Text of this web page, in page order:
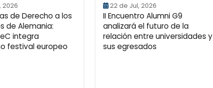
2026
de Derecho a los
de Alemania:
integra
festival europeo
22 de Jul, 2026
II Encuentro Alumni G9
analizará el futuro de la
relación entre universidades y
sus egresados